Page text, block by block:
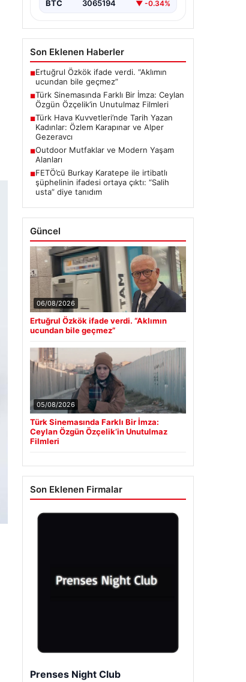
BTC 3065194 ▼ -0.34%
Son Eklenen Haberler
■Ertuğrul Özkök ifade verdi. “Aklımın
ucundan bile geçmez”
■Türk Sinemasında Farklı Bir İmza: Ceylan
Özgün Özçelik’in Unutulmaz Filmleri
■Türk Hava Kuvvetleri’nde Tarih Yazan
Kadınlar: Özlem Karapınar ve Alper
Gezeravcı
■Outdoor Mutfaklar ve Modern Yaşam
Alanları
■FETÖ’cü Burkay Karatepe ile irtibatlı
şüphelinin ifadesi ortaya çıktı: “Salih
usta” diye tanıdım
Güncel
06/08/2026
Ertuğrul Özkök ifade verdi. “Aklımın
ucundan bile geçmez”
05/08/2026
Türk Sinemasında Farklı Bir İmza:
Ceylan Özgün Özçelik’in Unutulmaz
Filmleri
Son Eklenen Firmalar
Prenses Night Club